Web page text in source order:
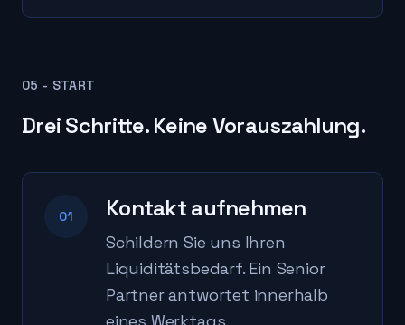
05 - START
Drei Schritte. Keine Vorauszahlung.
01 Kontakt aufnehmen
Schildern Sie uns Ihren
Liquiditätsbedarf. Ein Senior
Partner antwortet innerhalb